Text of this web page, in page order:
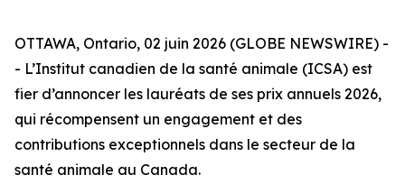
OTTAWA, Ontario, 02 juin 2026 (GLOBE NEWSWIRE) -
- L’Institut canadien de la santé animale (ICSA) est
fier d’annoncer les lauréats de ses prix annuels 2026,
qui récompensent un engagement et des
contributions exceptionnels dans le secteur de la
santé animale au Canada.